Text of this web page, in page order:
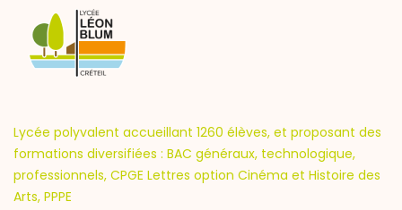
Lycée polyvalent accueillant 1260 élèves, et proposant des
formations diversifiées : BAC généraux, technologique,
professionnels, CPGE Lettres option Cinéma et Histoire des
Arts, PPPE